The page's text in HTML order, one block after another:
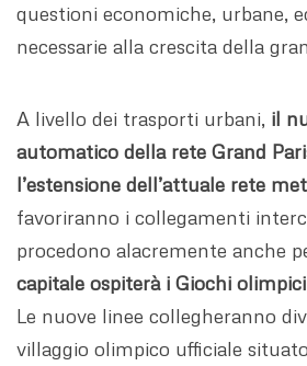
questioni economiche, urbane,
necessarie alla crescita della
A livello dei trasporti urbani, il
automatico della rete Grand
l’estensione dell’attuale rete
favoriranno i collegamenti
procedono alacremente anche
capitale ospiterà i Giochi
Le nuove linee collegheranno
villaggio olimpico ufficiale